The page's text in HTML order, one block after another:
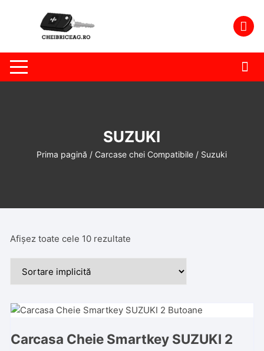
SUZUKI
Prima pagină / Carcase chei Compatibile / Suzuki
Afișez toate cele 10 rezultate
Carcasa Cheie Smartkey SUZUKI 2